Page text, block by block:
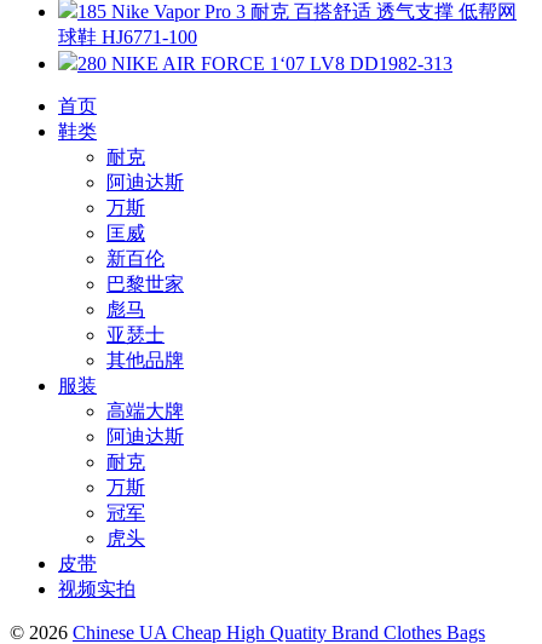
185 Nike Vapor Pro 3 耐克 百搭舒适 透气支撑 低帮网
球鞋 HJ6771-100
280 NIKE AIR FORCE 1‘07 LV8 DD1982-313
首页
鞋类
耐克
阿迪达斯
万斯
匡威
新百伦
巴黎世家
彪马
亚瑟士
其他品牌
服装
高端大牌
阿迪达斯
耐克
万斯
冠军
虎头
皮带
视频实拍
© 2026 Chinese UA Cheap High Quatity Brand Clothes Bags